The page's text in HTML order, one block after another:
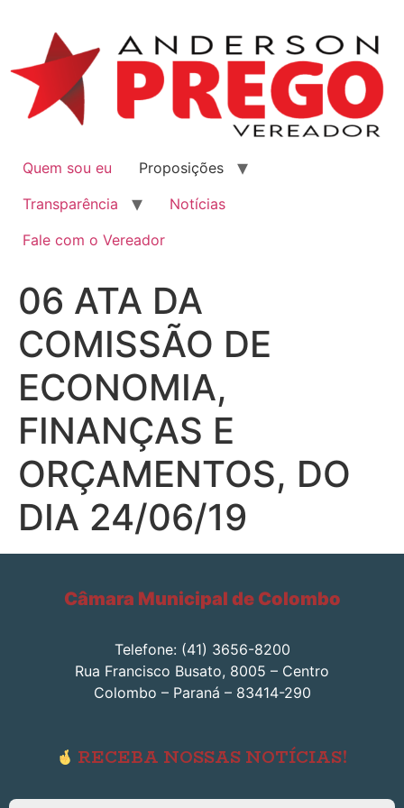
Quem sou eu
Proposições
Transparência
Notícias
Fale com o Vereador
06 ATA DA
COMISSÃO DE
ECONOMIA,
FINANÇAS E
ORÇAMENTOS, DO
DIA 24/06/19
Câmara Municipal de Colombo
Telefone: (41) 3656-8200
Rua Francisco Busato, 8005 – Centro
Colombo – Paraná – 83414-290
RECEBA NOSSAS NOTÍCIAS!